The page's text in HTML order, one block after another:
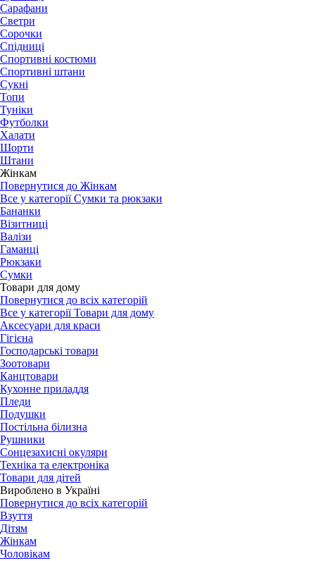
Сарафани
Светри
Сорочки
Спідниці
Спортивні костюми
Спортивні штани
Сукні
Топи
Туніки
Футболки
Халати
Шорти
Штани
Жінкам
Повернутися до Жінкам
Все у категорії Сумки та рюкзаки
Бананки
Візитниці
Валізи
Гаманці
Рюкзаки
Сумки
Товари для дому
Повернутися до всіх категорій
Все у категорії Товари для дому
Аксесуари для краси
Гігієна
Господарські товари
Зоотовари
Канцтовари
Кухонне приладдя
Пледи
Подушки
Постільна білизна
Рушники
Сонцезахисні окуляри
Техніка та електроніка
Товари для дітей
Вироблено в Україні
Повернутися до всіх категорій
Взуття
Дітям
Жінкам
Чоловікам